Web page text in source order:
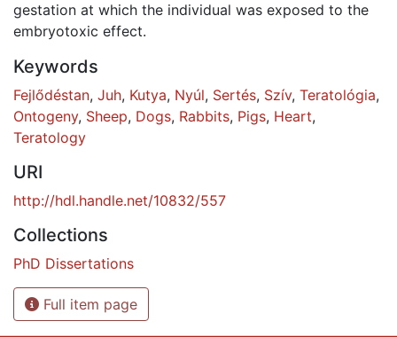
gestation at which the individual was exposed to the
embryotoxic effect.
Keywords
Fejlődéstan, Juh, Kutya, Nyúl, Sertés, Szív, Teratológia,
Ontogeny, Sheep, Dogs, Rabbits, Pigs, Heart,
Teratology
URI
http://hdl.handle.net/10832/557
Collections
PhD Dissertations
Full item page